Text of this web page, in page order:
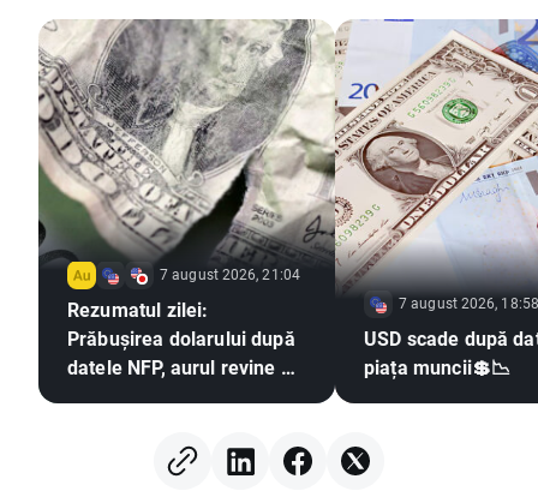
7 august 2026, 21:04
Rezumatul zilei:
Prăbușirea dolarului după
datele NFP, aurul revine pe
7 august 2026, 18:58
USD scade după
piața muncii💲📉